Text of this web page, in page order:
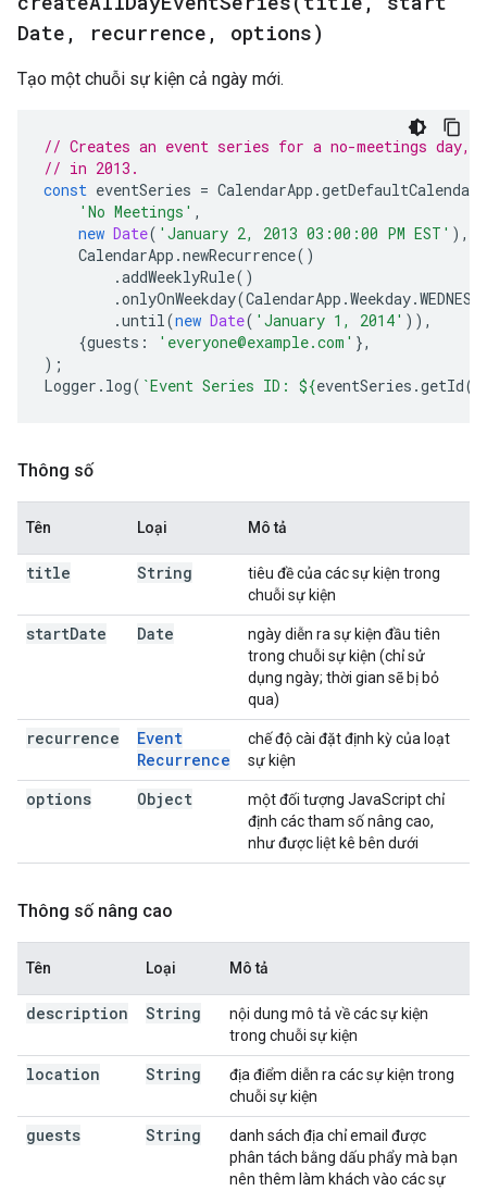
Date , recurrence , options)
Tạo một chuỗi sự kiện cả ngày mới.
// Creates an event series for a no-meetings day,
// in 2013.
const eventSeries = CalendarApp .getDefaultCalendar
'No Meetings' ,
new Date( 'January 2, 2013 03:00:00 PM EST' ),
CalendarApp .newRecurrence()
.addWeeklyRule()
.onlyOnWeekday(CalendarApp .Weekday.
.until(new Date( 'January 1, 2014' )),
{guests : 'everyone@example.com' },
);
Logger . log( `Event Series ID: ${eventSeries .getId()
Thông số
Tên Loại Mô tả
title String
tiêu đề của các sự kiện trong
chuỗi sự kiện
startDate Date
ngày diễn ra sự kiện đầu tiên
trong chuỗi sự kiện (chỉ sử
dụng ngày; thời gian sẽ bị bỏ
qua)
recurrence
Event
Recurrence
chế độ cài đặt định kỳ của loạt
sự kiện
options Object
một đối tượng JavaScript chỉ
định các tham số nâng cao,
như được liệt kê bên dưới
Thông số nâng cao
Tên Loại Mô tả
description String
nội dung mô tả về các sự kiện
trong chuỗi sự kiện
location String
địa điểm diễn ra các sự kiện trong
chuỗi sự kiện
guests String
danh sách địa chỉ email được
phân tách bằng dấu phẩy mà bạn
nên thêm làm khách vào các sự